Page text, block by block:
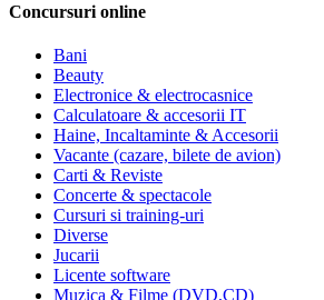
Concursuri online
Bani
Beauty
Electronice & electrocasnice
Calculatoare & accesorii IT
Haine, Incaltaminte & Accesorii
Vacante (cazare, bilete de avion)
Carti & Reviste
Concerte & spectacole
Cursuri si training-uri
Diverse
Jucarii
Licente software
Muzica & Filme (DVD,CD)